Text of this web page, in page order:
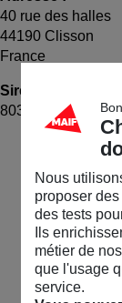
40 rue des halles
44190 Clisson
France
Siret :
80309139600025
Diapositive
LOISIRS &
Nous
proposer
des tests
Ils
métier de
que l'usage
service.